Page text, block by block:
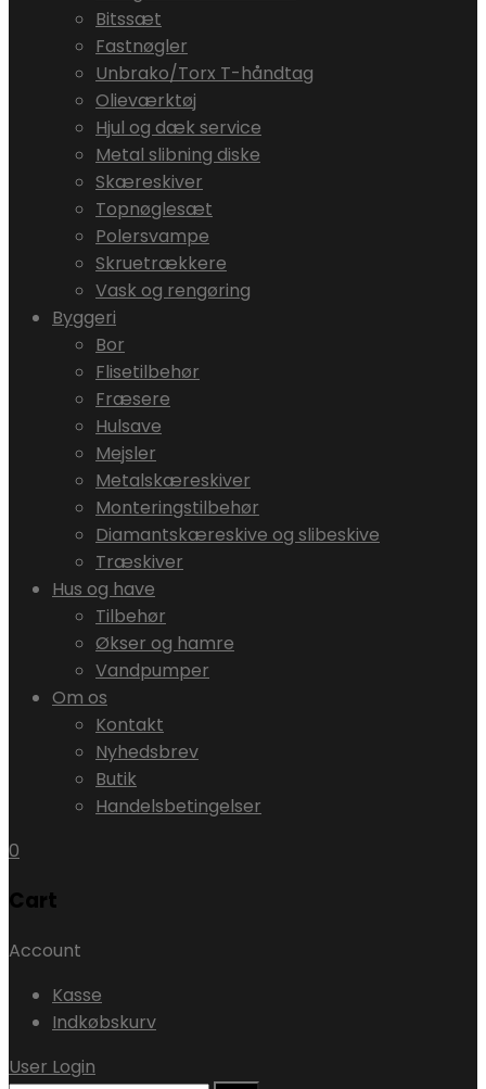
Bitssæt
Fastnøgler
Unbrako/Torx T-håndtag
Olieværktøj
Hjul og dæk service
Metal slibning diske
Skæreskiver
Topnøglesæt
Polersvampe
Skruetrækkere
Vask og rengøring
Byggeri
Bor
Flisetilbehør
Fræsere
Hulsave
Mejsler
Metalskæreskiver
Monteringstilbehør
Diamantskæreskive og slibeskive
Træskiver
Hus og have
Tilbehør
Økser og hamre
Vandpumper
Om os
Kontakt
Nyhedsbrev
Butik
Handelsbetingelser
0
Cart
Account
Kasse
Indkøbskurv
User Login